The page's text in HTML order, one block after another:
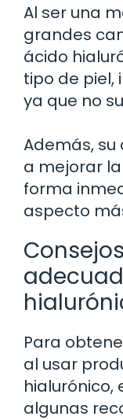
Al ser una
grandes
ácido
tipo de piel,
ya que no
Además,
a mejorar
forma
aspecto
Para
al usar
hialurónico,
algunas